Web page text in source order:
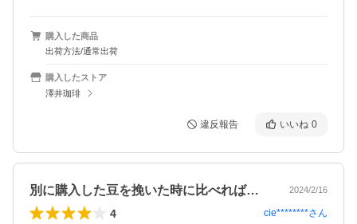
購入した商品
出荷方法/通常出荷
購入したストア
澤井珈琲
違反報告 いいね 0
別に購入した豆を挽いた時に比べれば香り… 2024/2/16
4 cie********さん